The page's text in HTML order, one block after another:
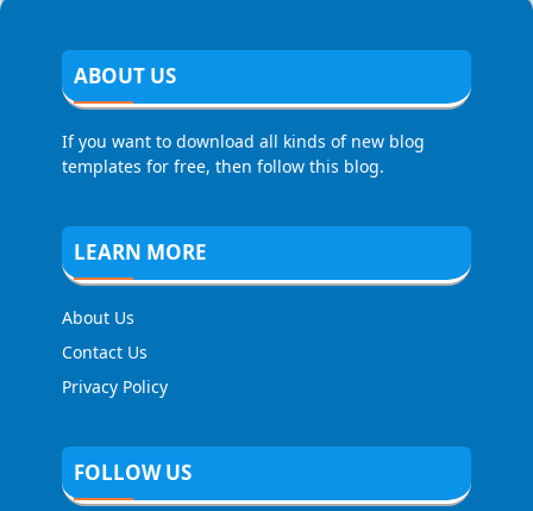
ABOUT US
If you want to download all kinds of new blog
templates for free, then follow this blog.
LEARN MORE
About Us
Contact Us
Privacy Policy
FOLLOW US